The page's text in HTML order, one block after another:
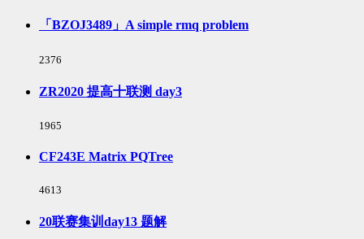
「BZOJ3489」A simple rmq problem
浏
次
数:
2376
ZR2020 提高十联测 day3
浏
次
1965
CF243E Matrix PQTree
浏
次
数:
4613
20联赛集训day13 题解